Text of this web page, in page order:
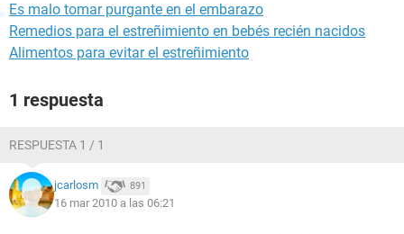
Es malo tomar purgante en el embarazo
Remedios para el estreñimiento en bebés recién nacidos
Alimentos para evitar el estreñimiento
1 respuesta
RESPUESTA 1 / 1
jcarlosm 891
16 mar 2010 a las 06:21